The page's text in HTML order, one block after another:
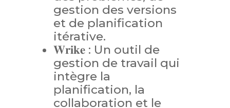
gestion des versions
et de planification
itérative.
𝐖𝐫𝐢𝐤𝐞 : Un outil de
gestion de travail qui
intègre la
planification, la
collaboration et le